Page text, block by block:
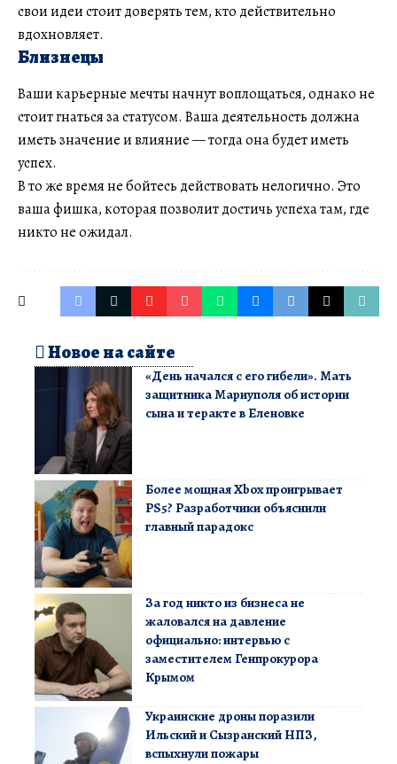
свои идеи стоит доверять тем, кто действительно
вдохновляет.
Близнецы
Ваши карьерные мечты начнут воплощаться, однако не
стоит гнаться за статусом. Ваша деятельность должна
иметь значение и влияние — тогда она будет иметь
успех.
В то же время не бойтесь действовать нелогично. Это
ваша фишка, которая позволит достичь успеха там, где
никто не ожидал.
Новое на сайте
«День начался с его гибели». Мать
защитника Мариуполя об истории
сына и теракте в Еленовке
Более мощная Xbox проигрывает
PS5? Разработчики объяснили
главный парадокс
За год никто из бизнеса не
жаловался на давление
официально: интервью с
заместителем Генпрокурора
Крымом
Украинские дроны поразили
Ильский и Сызранский НПЗ,
вспыхнули пожары